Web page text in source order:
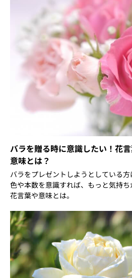
バラを贈る時に意識したい！花
意味とは？
バラをプレゼントしようとしている
色や本数を意識すれば、もっと気持
花言葉や意味とは。